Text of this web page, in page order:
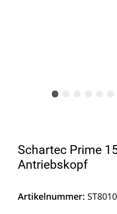
Schartec Prime
Antriebskopf
Artikelnummer: